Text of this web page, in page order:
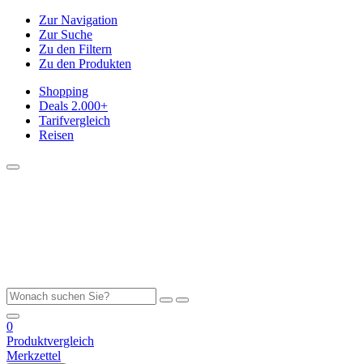
Zur Navigation
Zur Suche
Zu den Filtern
Zu den Produkten
Shopping
Deals 2.000+
Tarifvergleich
Reisen
0
Produktvergleich
Merkzettel